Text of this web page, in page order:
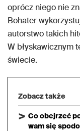
oprócz niego nie
Bohater
autorstwo takich
W błyskawicznym
świecie.
Zobacz także
Co obejrzeć
wam się